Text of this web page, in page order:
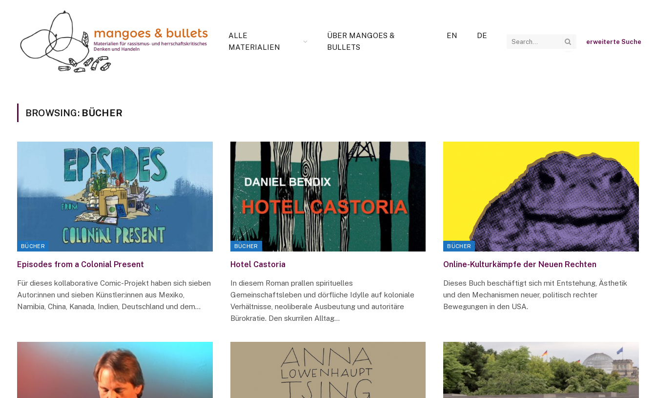
ALLE
MATERIALIEN
ÜBER MANGOES &
BULLETS
EN DE
erweiterte Suche
BROWSING: BÜCHER
BÜCHER
Episodes from a Colonial Present
Für dieses kollaborative Comic-Projekt haben sich sieben
Autor:innen und sieben Künstler:innen aus Mexiko,
Namibia, China, Kanada, Indien, Deutschland und dem…
BÜCHER
Hotel Castoria
In diesem Roman prallen spirituelles
Gemeinschaftsleben und dörfliche Idylle auf koloniale
Verhältnisse, neoliberale Ausbeutung und autoritäre
Bürokratie. Den skurrilen Alltag…
BÜCHER
Online-Kulturkämpfe der Neuen Rechten
Dieses Buch beschäftigt sich mit Entstehung, Ästhetik
und den Mechanismen neuer, politisch rechter
Bewegungen in den USA.